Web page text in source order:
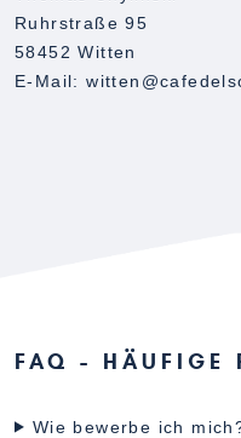
Ruhrstraße 95
58452 Witten
E-Mail:
FAQ - HÄUFIGE
Wie bewerbe ich